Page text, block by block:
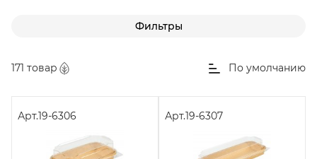
Фильтры
171 товар По умолчанию
Арт.19-6306 Арт.19-6307